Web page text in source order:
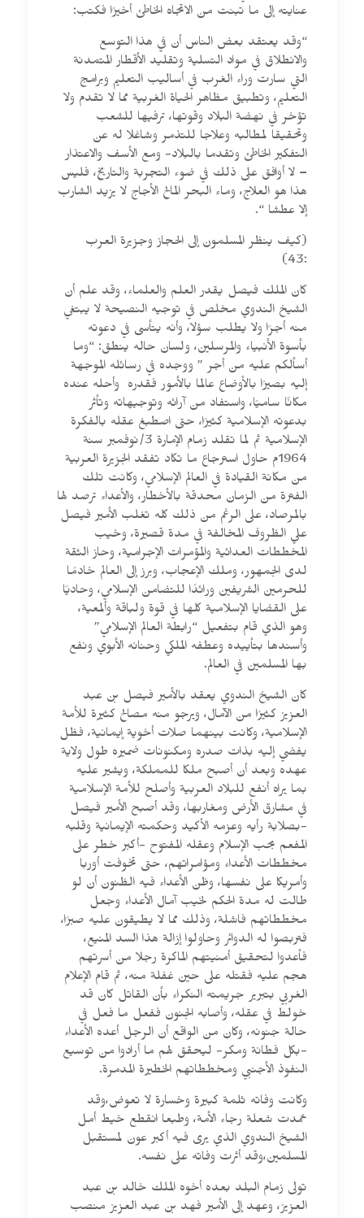
عنايته إلى ما تبنت من الاتجاه الخاطئ أخيرًا فكتب:
“وقد يعتقد بعض الناس أن في هذا التوسع
والانطلاق في مواد التسلية وتقليد الأقطار المتمدنة
التي سارت وراء الغرب في أساليب التعليم وبرامج
التعليم، وتطبيق مظاهر الحياة الغربية مما لا تقدم ولا
تؤخر في نهضة البلاد وقوتها، ترفيها للشعب
وتحقيقا لمطالبه وعلاجا للتذمر وشاغلا له عن
التفكير الخاطئ وتقدما بالبلاد- ومع الأسف والاعتذار
– لا أوافق على ذلك في ضوء التجربة والتاريخ، فليس
هذا هو العلاج، وماء البحر المالح الأجاج لا يزيد الشارب
إلا عطشا “.
(كيف ينظر المسلمون إلى الحجاز وجزيرة العرب
:43)
كان الملك فيصل يقدر العلم والعلماء، وقد علم أن
الشيخ الندوي مخلص في توجيه النصيحة لا يبتغي
منه أجرًا ولا يطلب سؤلا، وأنه يتأسى في دعوته
بأسوة الأنبياء والمرسلين، ولسان حاله ينطق: “وما
أسألكم عليه من أجر ” ووجده في رسائله الموجهة
إليه بصيرًا بالأوضاع عالما بالأمور فقدره وأحله عنده
مكانًا ساميًا، واستفاد من آرائه وتوجيهاته وتأثر
بدعوته الإسلامية كثيرًا، حتى اصطبغ عقله بالفكرة
الإسلامية ثم لما تقلد زمام الإمارة 3/نوفمبر سنة
1964م حاول استرجاع ما تكاد تفقد الجزيرة العربية
من مكانة القيادة في العالم الإسلامي، وكانت تلك
الفترة من الزمان محدقة بالأخطار، والأعداء ترصد لها
بالمرصاد، على الرغم من ذلك كله تغلب الأمير فيصل
علي الظروف المخالفة في مدة قصيرة، وخيب
المخططات العدائية والمؤمرات الإجرامية، وحاز الثقة
لدى الجمهور، وملك الإعجاب، وبرز إلى العالم خادمًا
للحرمين الشريفين ورائدًا للتضامن الإسلامي، وحاديًا
على القضايا الإسلامية كلها في قوة ولباقة وألمعية،
وهو الذي قام بتفعيل “رابطة العالم الإسلامي”
وأسندها بتأييده وعطفه الملكي وحنانه الأبوي ونفع
بها المسلمين في العالم.
كان الشيخ الندوي يعقد بالأمير فيصل بن عبد
العزيز كثيرًا من الآمال، ويرجو منه مصالح كثيرة للأمة
الإسلامية، وكانت بينهما صلات أخوية إيمانية، فظل
يفضي إليه بذات صدره ومكنونات ضميره طول ولاية
عهده وبعد أن أصبح ملكا للمملكة، ويشير عليه
بما يراه أنفع للبلاد العربية وأصلح للأمة الإسلامية
في مشارق الأرض ومغاربها، وقد أصبح الأمير فيصل
-بصلابة رأيه وعزمه الأكيد وحكمته الإيمانية وقلبه
المفعم بحب الإسلام وعقله المفتوح -أكبر خطر على
مخططات الأعداء ومؤامراتهم، حتى تخوفت أوربا
وأمريكا على نفسها، وظن الأعداء فيه الظنون أن لو
طالت له مدة الحكم لخيب آمال الأعداء وجعل
مخططاتهم فاشلة، وذلك مما لا يطيقون عليه صبرًا،
فتربصوا له الدوائر وحاولوا إزالة هذا السد المنيع،
فأعدوا لتحقيق أمنيتهم الماكرة رجلا من أسرتهم
هجم عليه فقتله على حين غفلة منه، ثم قام الإعلام
الغربي بتبرير جريمته النكراء بأن القاتل كان قد
خولط في عقله، وأصابه الجنون ففعل ما فعل في
حالة جنونه، وكان من الواقع أن الرجل أعده الأعداء
-بكل فطانة ومكر- ليحقق لهم ما أرادوا من توسيع
النفوذ الأجنبي ومخططاتهم الخطيرة المدمرة.
وكانت وفاته ثلمة كبيرة وخسارة لا تعوض،وقد
خمدت شعلة رجاء الأمة، وطبعا انقطع خيط أمل
الشيخ الندوي الذي يرى فيه أكبر عون لمستقبل
المسلمين،وقد أثرت وفاته على نفسه.
تولى زمام البلد بعده أخوه الملك خالد بن عبد
العزيز، وعهد إلى الأمير فهد بن عبد العزيز منصب